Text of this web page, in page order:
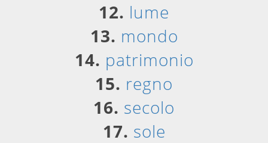
12. lume
13. mondo
14. patrimonio
15. regno
16. secolo
17. sole